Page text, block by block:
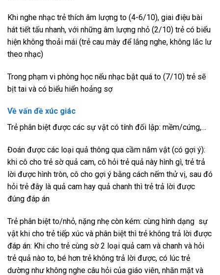
Khi nghe nhạc trẻ thích âm lượng to (4-6/10), giai điệu bài
hát tiết tấu nhanh, với những âm lượng nhỏ (2/10) trẻ có biểu
hiện không thoải mái (trẻ cau mày để lắng nghe, không lắc lư
theo nhạc)
Trong phạm vi phòng học nếu nhạc bật quá to (7/10) trẻ sẽ
bịt tai và có biểu hiển hoảng sợ
Về vấn đề xúc giác
Trẻ phân biệt được các sự vật có tính đối lập: mềm/cứng,…
Đoán được các loại quả thông qua cầm nắm vật (có gợi ý):
khi cô cho trẻ sờ quả cam, cô hỏi trẻ quả này hình gì, trẻ trả
lời được hình tròn, cô cho gợi ý bằng cách nếm thử vị, sau đó
hỏi trẻ đây là quả cam hay quả chanh thì trẻ trả lời được
đúng đáp án
Trẻ phân biệt to/nhỏ, nặng nhẹ còn kém: cùng hình dạng sự
vật khi cho trẻ tiếp xúc và phân biệt thì trẻ không trả lời được
đáp án: Khi cho trẻ cùng sờ 2 loại quả cam và chanh và hỏi
trẻ quả nào to, bé hơn trẻ không trả lời được, có lúc trẻ
dường như không nghe câu hỏi của giáo viên, nhăn mặt và